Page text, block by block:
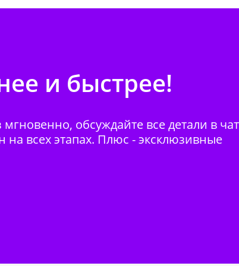
и быстрее!
обсуждайте все детали в
на всех этапах. Плюс - эксклюзивные